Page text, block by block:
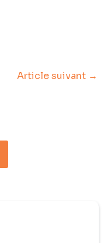
Article suivant →